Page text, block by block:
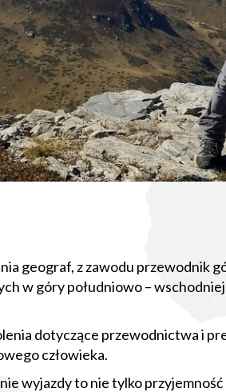
geograf, z zawodu przewodnik
w góry południowo –
dotyczące przewodnictwa i
człowieka.
wyjazdy to nie tylko